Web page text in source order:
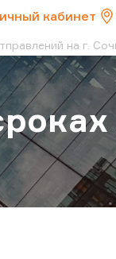
кабинет
на г.